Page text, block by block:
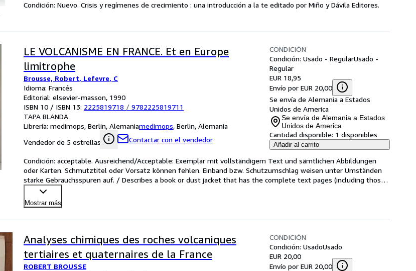
Condición: Nuevo. Crisis y regímenes de crecimiento : una introducción a la te editado por Miño y Dávila Editores.
LE VOLCANISME EN FRANCE. Et en Europe
limitrophe
Brousse, Robert, Lefevre, C
Idioma: Francés
Editorial: elsevier-masson, 1990
ISBN 10 / ISBN 13: 2225819718 / 9782225819711
TAPA BLANDA
Librería: medimops, Berlin, Alemaniamedimops, Berlin, Alemania
Vendedor de 5 estrellas
Contactar con el vendedor
CONDICIÓN
Condición: Usado - RegularUsado -
Regular
EUR 18,95
Envío por EUR 20,00
Se envía de Alemania a Estados
Unidos de America
Se envía de Alemania a Estados
Unidos de America
Cantidad disponible: 1 disponibles
Añadir al carrito
Condición: acceptable. Ausreichend/Acceptable: Exemplar mit vollständigem Text und sämtlichen Abbildungen
oder Karten. Schmutztitel oder Vorsatz können fehlen. Einband bzw. Schutzumschlag weisen unter Umständen
starke Gebrauchsspuren auf. / Describes a book or dust jacket that has the complete text pages (including those
with ma
Mostrar más
Analyses chimiques des roches volcaniques
tertiaires et quaternaires de la France
ROBERT BROUSSE
CONDICIÓN
Condición: UsadoUsado
EUR 20,00
Envío por EUR 20,00